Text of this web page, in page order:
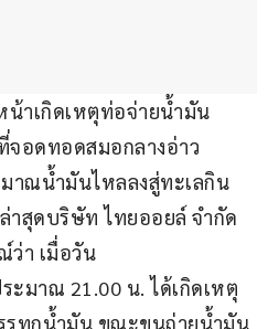
น้าเกิดเหตุท่อจ่ายน้ำมัน
จอดทอดสมอกลางอ่าว
าณน้ำมันไหลลงสู่ทะเลกิน
าสุดบริษัท ไทยออยล์ จำกัด
ว่า เมื่อวัน
ะมาณ 21.00 น. ได้เกิดเหตุ
รทุกน้ำมัน ขณะขนถ่ายน้ำมัน